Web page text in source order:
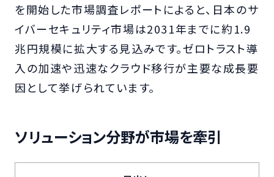
を開始した市場調査レポートによると、日本のサ
イバーセキュリティ市場は2031年までに約1.9
兆円規模に拡大する見込みです。ゼロトラスト導
入の加速や迅速なクラウド移行が主要な成長要
因として挙げられています。
ソリューション分野が市場を牽引